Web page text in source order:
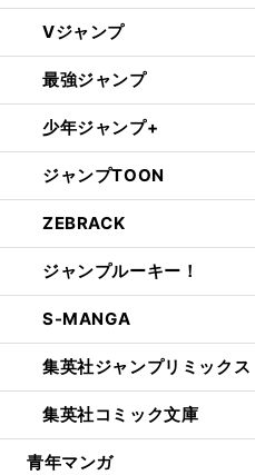
Vジャンプ
最強ジャンプ
少年ジャンプ+
ジャンプTOON
ZEBRACK
ジャンプルーキー！
S-MANGA
集英社ジャンプリミックス
集英社コミック文庫
青年マンガ